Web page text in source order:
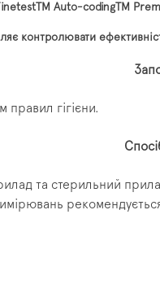
Auto-codingTM
контролювати
гігієни.
та стерильний